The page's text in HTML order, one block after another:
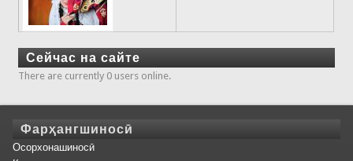
Сейчас на сайте
There are currently 0 users online.
Фарҳангшиносӣ
Осорхонашиносӣ